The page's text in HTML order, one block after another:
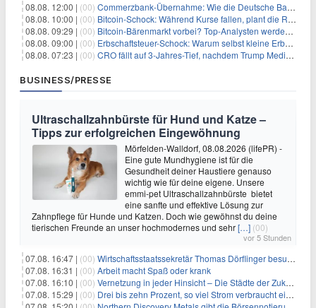
08.08. 12:00 | (00) Commerzbank-Übernahme: Wie die Deutsche Bank im Schatten zum großen Gewinner wird
08.08. 10:00 | (00) Bitcoin-Schock: Während Kurse fallen, plant die Regierung die Steuer-Bombe
08.08. 09:29 | (00) Bitcoin-Bärenmarkt vorbei? Top-Analysten werden optimistisch, aber die Geschichte sagt etwas anderes
08.08. 09:00 | (00) Erbschaftsteuer-Schock: Warum selbst kleine Erbschaften den Fiskus Millionen kosten
08.08. 07:23 | (00) CRO fällt auf 3-Jahres-Tief, nachdem Trump Media zwei große Crypto.com-Deals storniert
BUSINESS/PRESSE
Ultraschallzahnbürste für Hund und Katze –
Tipps zur erfolgreichen Eingewöhnung
Mörfelden-Walldorf, 08.08.2026 (lifePR) -
Eine gute Mundhygiene ist für die
Gesundheit deiner Haustiere genauso
wichtig wie für deine eigene. Unsere
emmi-pet Ultraschallzahnbürste bietet
eine sanfte und effektive Lösung zur
Zahnpflege für Hunde und Katzen. Doch wie gewöhnst du deine
tierischen Freunde an unser hochmodernes und sehr[…] (00)
vor 5 Stunden
07.08. 16:47 | (00) Wirtschaftsstaatssekretär Thomas Dörflinger besucht Handwerksbetrieb im Kammerbezirk Freiburg
07.08. 16:31 | (00) Arbeit macht Spaß oder krank
07.08. 16:10 | (00) Vernetzung in jeder Hinsicht – Die Städte der Zukunft sind grün-blau
07.08. 15:29 | (00) Drei bis zehn Prozent, so viel Strom verbraucht ein Aufzug im Gebäude